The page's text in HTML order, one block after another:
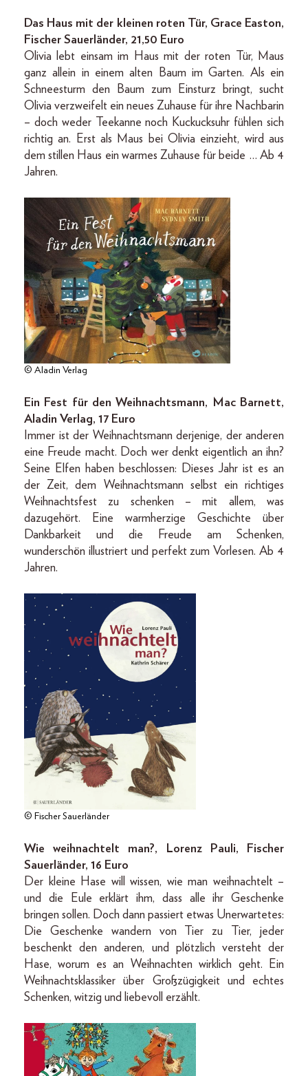
Das Haus mit der kleinen roten Tür, Grace Easton,
Fischer Sauerländer, 21,50 Euro
Olivia lebt einsam im Haus mit der roten Tür, Maus
ganz allein in einem alten Baum im Garten. Als ein
Schneesturm den Baum zum Einsturz bringt, sucht
Olivia verzweifelt ein neues Zuhause für ihre Nachbarin
– doch weder Teekanne noch Kuckucksuhr fühlen sich
richtig an. Erst als Maus bei Olivia einzieht, wird aus
dem stillen Haus ein warmes Zuhause für beide … Ab 4
Jahren.
© Aladin Verlag
Ein Fest für den Weihnachtsmann, Mac Barnett,
Aladin Verlag, 17 Euro
Immer ist der Weihnachtsmann derjenige, der anderen
eine Freude macht. Doch wer denkt eigentlich an ihn?
Seine Elfen haben beschlossen: Dieses Jahr ist es an
der Zeit, dem Weihnachtsmann selbst ein richtiges
Weihnachtsfest zu schenken – mit allem, was
dazugehört. Eine warmherzige Geschichte über
Dankbarkeit und die Freude am Schenken,
wunderschön illustriert und perfekt zum Vorlesen. Ab 4
Jahren.
© Fischer Sauerländer
Wie weihnachtelt man?, Lorenz Pauli, Fischer
Sauerländer, 16 Euro
Der kleine Hase will wissen, wie man weihnachtelt –
und die Eule erklärt ihm, dass alle ihr Geschenke
bringen sollen. Doch dann passiert etwas Unerwartetes:
Die Geschenke wandern von Tier zu Tier, jeder
beschenkt den anderen, und plötzlich versteht der
Hase, worum es an Weihnachten wirklich geht. Ein
Weihnachtsklassiker über Großzügigkeit und echtes
Schenken, witzig und liebevoll erzählt.